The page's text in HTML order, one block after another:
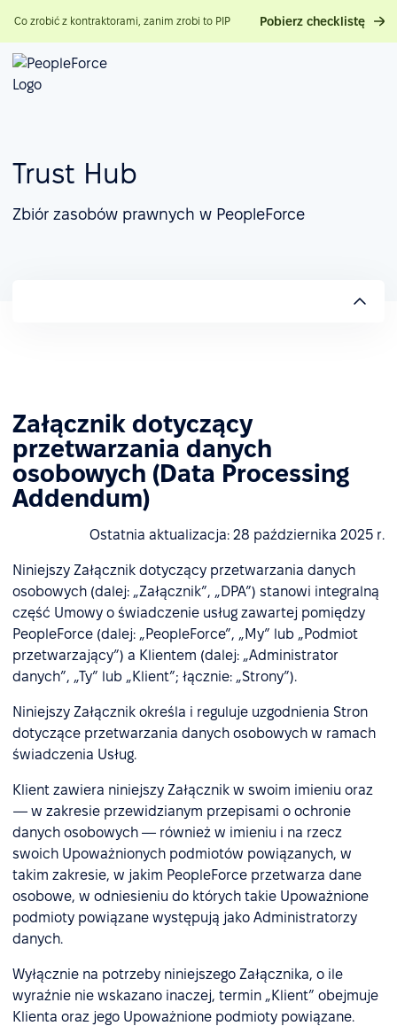
Co zrobić z kontraktorami, zanim zrobi to PIP Pobierz checklistę
Trust Hub
Zbiór zasobów prawnych w PeopleForce
Załącznik dotyczący
przetwarzania danych
osobowych (Data Processing
Addendum)
Ostatnia aktualizacja: 28 października 2025 r.
Niniejszy Załącznik dotyczący przetwarzania danych
osobowych (dalej: „Załącznik”, „DPA”) stanowi integralną
część Umowy o świadczenie usług zawartej pomiędzy
PeopleForce (dalej: „PeopleForce”, „My” lub „Podmiot
przetwarzający”) a Klientem (dalej: „Administrator
danych”, „Ty” lub „Klient”; łącznie: „Strony”).
Niniejszy Załącznik określa i reguluje uzgodnienia Stron
dotyczące przetwarzania danych osobowych w ramach
świadczenia Usług.
Klient zawiera niniejszy Załącznik w swoim imieniu oraz
— w zakresie przewidzianym przepisami o ochronie
danych osobowych — również w imieniu i na rzecz
swoich Upoważnionych podmiotów powiązanych, w
takim zakresie, w jakim PeopleForce przetwarza dane
osobowe, w odniesieniu do których takie Upoważnione
podmioty powiązane występują jako Administratorzy
danych.
Wyłącznie na potrzeby niniejszego Załącznika, o ile
wyraźnie nie wskazano inaczej, termin „Klient” obejmuje
Klienta oraz jego Upoważnione podmioty powiązane.